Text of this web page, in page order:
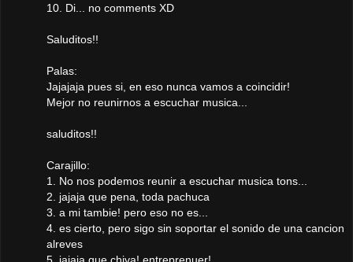
10. Di... no comments XD
Saluditos!!
Palas:
Jajajaja pues si, en eso nunca vamos a coincidir!
Mejor no reunirnos a escuchar musica...
saluditos!!
Carajillo:
1. No nos podemos reunir a escuchar musica tons...
2. jajaja que pena, toda pachuca
3. a mi tambie! pero eso no es...
4. es cierto, pero sigo sin soportar el sonido de una cancion
alreves
5. jajaja que chiva! entreprenuer!